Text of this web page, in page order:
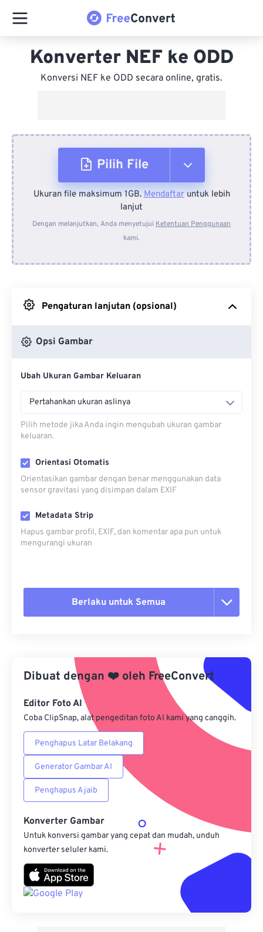
Konverter NEF ke ODD
Konversi NEF ke ODD secara online, gratis.
Pilih File
Dari Perangkat
Dari Dropbox
Ukuran file maksimum 1GB.Mendaftaruntuk lebih
lanjut
Dengan melanjutkan, Anda menyetujui Ketentuan Penggunaan
kami.
Pengaturan lanjutan (opsional)
Opsi Gambar
Ubah Ukuran Gambar Keluaran
Pertahankan ukuran aslinya
Pilih metode jika Anda ingin mengubah ukuran gambar
keluaran.
Orientasi Otomatis
Orientasikan gambar dengan benar menggunakan data
sensor gravitasi yang disimpan dalam EXIF
Metadata Strip
Hapus gambar profil, EXIF, dan komentar apa pun untuk
mengurangi ukuran
Berlaku untuk Semua
Terapkan dari Preset
Simpan sebagai Preset
Dibuat dengan ❤️ oleh FreeConvert
Editor Foto AI
Coba ClipSnap, alat pengeditan foto AI kami yang canggih.
Penghapus Latar Belakang
Generator Gambar AI
Penghapus Ajaib
Konverter Gambar
Untuk konversi gambar yang cepat dan mudah, unduh
konverter seluler kami.